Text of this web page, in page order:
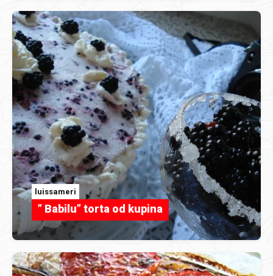
luissameri
” Babilu” torta od kupina